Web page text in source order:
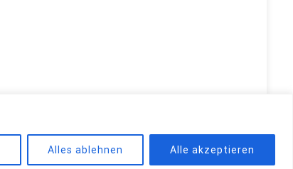
Alles ablehnen Alle akzeptieren